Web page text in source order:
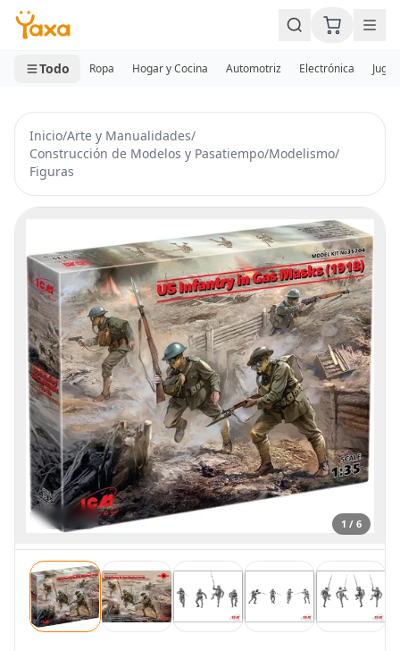
MINI CARRITO
0 productos
Todo Ropa Hogar y Cocina Automotriz Electrónica
Inicio/Arte y Manualidades/
Construcción de Modelos y Pasatiempo/Modelismo/
Figuras
1 / 6